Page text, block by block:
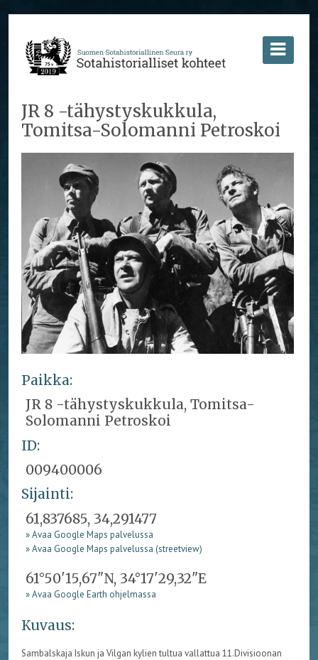
JR 8 -tähystyskukkula,
Tomitsa-Solomanni Petroskoi
Paikka:
JR 8 -tähystyskukkula, Tomitsa-
Solomanni Petroskoi
ID:
009400006
Sijainti:
61,837685, 34,291477
» Avaa Google Maps palvelussa
» Avaa Google Maps palvelussa (streetview)
61°50'15,67"N, 34°17'29,32"E
» Avaa Google Earth ohjelmassa
Kuvaus:
Sambalskaja Iskun ja Vilgan kylien tultua vallattua 11.Divisioonan